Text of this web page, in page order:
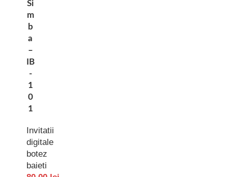
Si
m
b
a
–
IB
-
1
0
1
Invitatii
digitale
botez
baieti